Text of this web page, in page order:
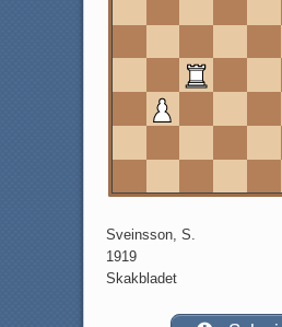
Sveinsson, S.
1919
Skakbladet